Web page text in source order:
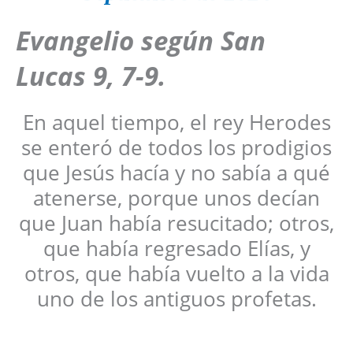
Evangelio según San
Lucas 9, 7-9.
En aquel tiempo, el rey Herodes
se enteró de todos los prodigios
que Jesús hacía y no sabía a qué
atenerse, porque unos decían
que Juan había resucitado; otros,
que había regresado Elías, y
otros, que había vuelto a la vida
uno de los antiguos profetas.